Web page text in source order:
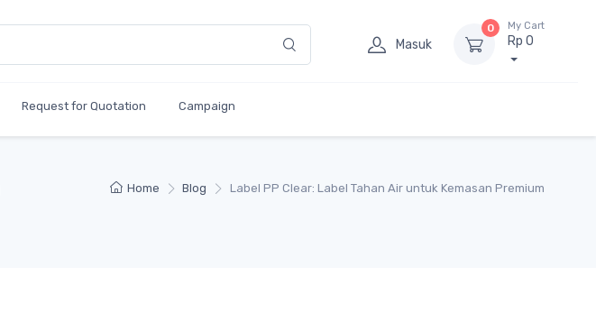
Masuk
0 My Cart
Rp 0
Request for Quotation Campaign
Home Blog Label PP Clear: Label Tahan Air untuk Kemasan Premium